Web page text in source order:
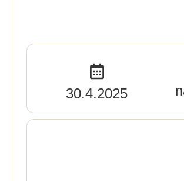
30.4.2025